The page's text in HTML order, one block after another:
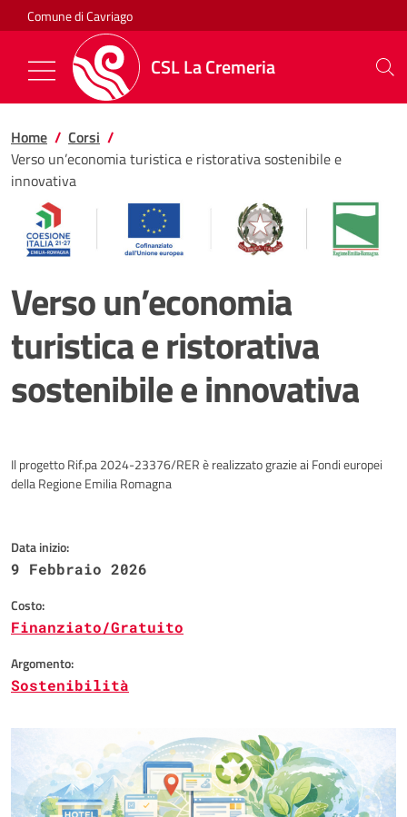
Salta al contenuto
Comune di Cavriago
CSL La Cremeria
Mostra/Nascondi la navigazione
Home
Corsi
Verso un’economia turistica e ristorativa sostenibile e
innovativa
Verso un’economia
turistica e ristorativa
sostenibile e innovativa
Il progetto Rif.pa 2024-23376/RER è realizzato grazie ai Fondi europei
della Regione Emilia Romagna
Data inizio:
9 Febbraio 2026
Costo:
Finanziato/Gratuito
Argomento:
Sostenibilità